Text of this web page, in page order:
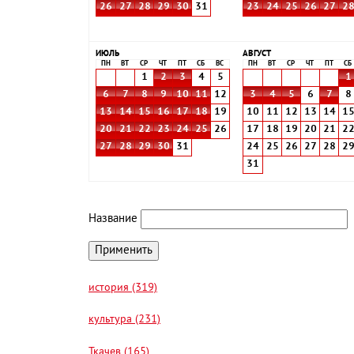
26
27 28 29 30 31
23
24 25 26 27 28
ИЮЛЬ
ПН ВТ СР ЧТ СБ ВС
1 2 3 4
5
6
7 8 9 10 11
12
13
14 15 16 17 18
19
20
21 22 23 24 25
26
27
28 29 30 31
АВГУСТ
ПН ВТ СР ЧТ СБ
1
3
4 5 6 7 8
10
11 12 13 14 15
17
18 19 20 21 22
24
25 26 27 28 29
31
Название
история (319)
культура (231)
Ткачев (165)